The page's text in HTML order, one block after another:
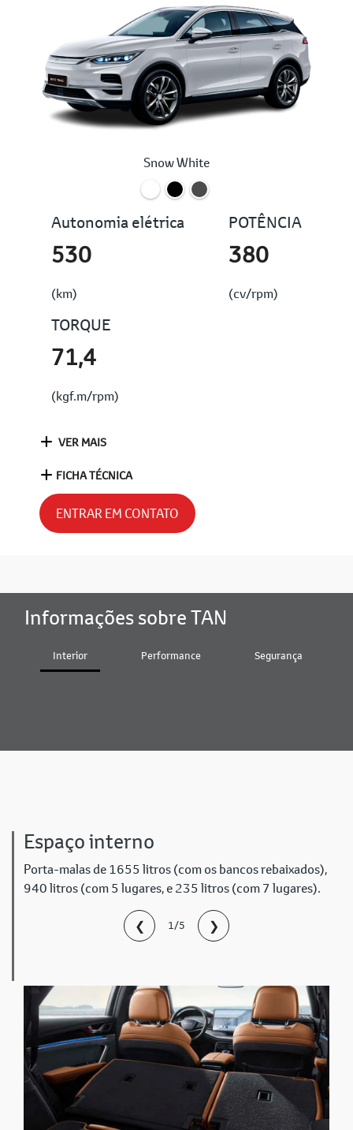
Snow White
Autonomia elétrica
530
(km)
POTÊNCIA
380
(cv/rpm)
TORQUE
71,4
(kgf.m/rpm)
VER MAIS
FICHA TÉCNICA
ENTRAR EM CONTATO
Informações sobre TAN
Interior Performance Segurança
Espaço interno
Porta-malas de 1655 litros (com os bancos rebaixados),
940 litros (com 5 lugares, e 235 litros (com 7 lugares).
❮ 1/5 ❯